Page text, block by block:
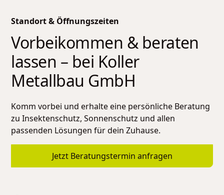
Standort & Öffnungszeiten
Vorbeikommen & beraten
lassen – bei Koller
Metallbau GmbH
Komm vorbei und erhalte eine persönliche Beratung
zu Insektenschutz, Sonnenschutz und allen
passenden Lösungen für dein Zuhause.
Jetzt Beratungstermin anfragen